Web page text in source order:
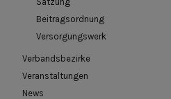
Beitragsordnung
Versorgungswerk
Verbandsbezirke
Veranstaltungen
News